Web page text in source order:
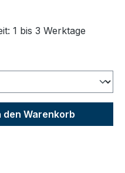
5 von 5 Sternen
1 bis 3 Werktage
den
den Warenkorb